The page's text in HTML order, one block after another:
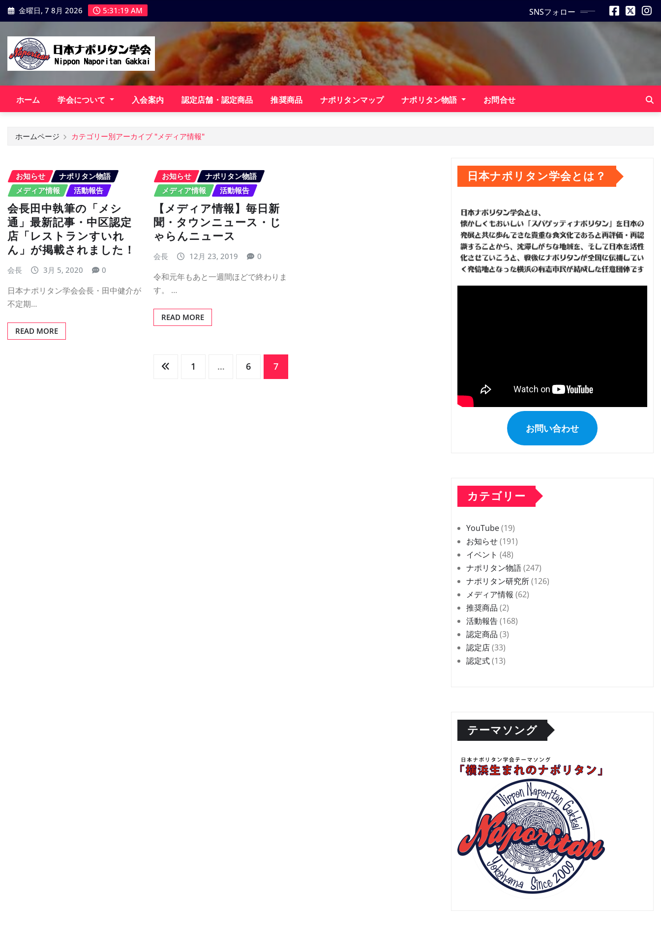
ン
ス
ッ
金曜日, 7 8月 2026 5:31:20 AM SNSフォロー
ホーム 学会について 入会案内 認定店舗・認定商品 推奨商品 ナポリタンマップ ナポリタン物語 お問合せ
ホームページ カテゴリー別アーカイブ "メディア情報"
お知らせ
ナポリタン物語
メディア情報
活動報告
会長田中執筆の「メシ
通」最新記事・中区認定
店「レストランすいれ
ん」が掲載されました！
会長 3月 5, 2020 0
日本ナポリタン学会会長・田中健介が
不定期…
READ MORE
お知らせ
ナポリタン物語
メディア情報
活動報告
【メディア情報】毎日新
聞・タウンニュース・じ
ゃらんニュース
会長 12月 23, 2019 0
令和元年もあと一週間ほどで終わりま
す。 …
READ MORE
1 … 6 7
日本ナポリタン学会とは？
お問い合わせ
カテゴリー
YouTube(19)
お知らせ(191)
イベント (48)
ナポリタン物語(247)
ナポリタン研究所(126)
メディア情報 (62)
推奨商品 (2)
活動報告(168)
認定商品 (3)
認定店(33)
認定式(13)
テーマソング